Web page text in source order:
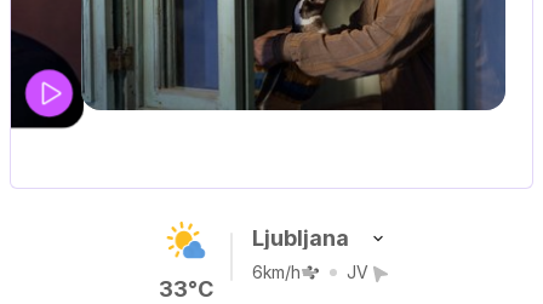
UEFA SUPERPOKAL
33°C
Ljubljana
6km/h JV